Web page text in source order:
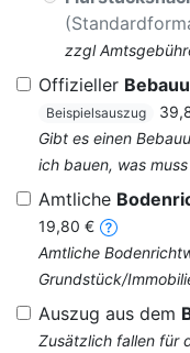
zzgl
Offizieller
Beispielsauszug
Gibt es einen
ich bauen, was
Amtliche
19,80 €
Amtliche
Grundstück/
Auszug aus dem
Zusätzlich fallen für